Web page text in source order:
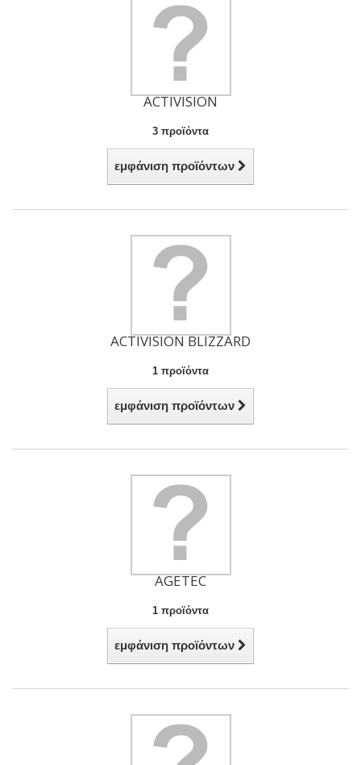
ACTIVISION
3 προϊόντα
εμφάνιση προϊόντων
ACTIVISION BLIZZARD
1 προϊόντα
εμφάνιση προϊόντων
AGETEC
1 προϊόντα
εμφάνιση προϊόντων